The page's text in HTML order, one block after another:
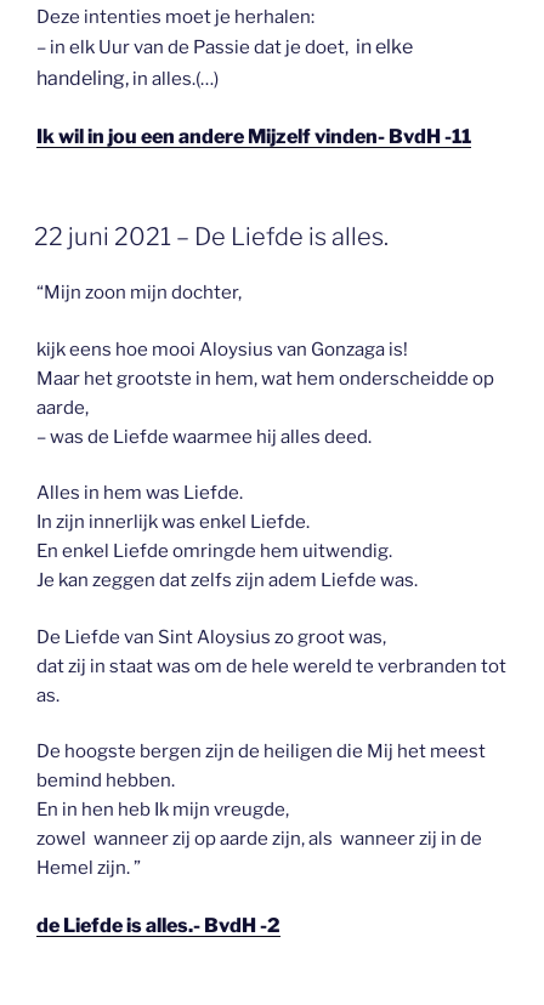
Deze intenties moet je herhalen:
– in elk Uur van de Passie dat je doet, in elke
handeling, in alles.(…)
Ik wil in jou een andere Mijzelf vinden- BvdH -11
GEPLAATST
OP
22 juni 2021 – De Liefde is alles.
“Mijn zoon mijn dochter,
kijk eens hoe mooi Aloysius van Gonzaga is!
Maar het grootste in hem, wat hem onderscheidde op
aarde,
– was de Liefde waarmee hij alles deed.
Alles in hem was Liefde.
In zijn innerlijk was enkel Liefde.
En enkel Liefde omringde hem uitwendig.
Je kan zeggen dat zelfs zijn adem Liefde was.
De Liefde van Sint Aloysius zo groot was,
dat zij in staat was om de hele wereld te verbranden tot
as.
De hoogste bergen zijn de heiligen die Mij het meest
bemind hebben.
En in hen heb Ik mijn vreugde,
zowel wanneer zij op aarde zijn, als wanneer zij in de
Hemel zijn. ”
de Liefde is alles.- BvdH -2